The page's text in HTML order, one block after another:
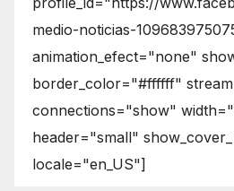
medio-noticias-
animation_efect="none"
border_color="#ffffff"
connections="show"
header="small"
locale="en_US"]